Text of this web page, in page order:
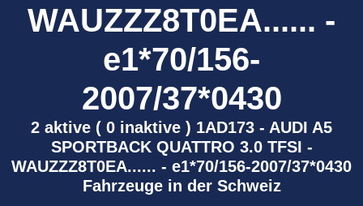
WAUZZZ8T0EA...... -
e1*70/156-
2007/37*0430
2 aktive ( 0 inaktive ) 1AD173 - AUDI A5
SPORTBACK QUATTRO 3.0 TFSI -
WAUZZZ8T0EA...... - e1*70/156-2007/37*0430
Fahrzeuge in der Schweiz